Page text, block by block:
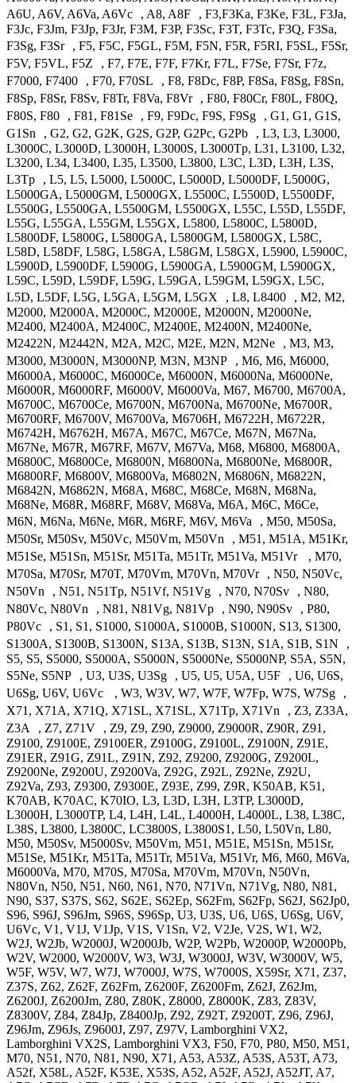
A6U, A6V, A6Va, A6Vc , A8, A8F , F3,F3Ka, F3Ke, F3L, F3Ja,
F3Jc, F3Jm, F3Jp, F3Jr, F3M, F3P, F3Sc, F3T, F3Tc, F3Q, F3Sa,
F3Sg, F3Sr , F5, F5C, F5GL, F5M, F5N, F5R, F5RI, F5SL, F5Sr,
F5V, F5VL, F5Z , F7, F7E, F7F, F7Kr, F7L, F7Se, F7Sr, F7z,
F7000, F7400 , F70, F70SL , F8, F8Dc, F8P, F8Sa, F8Sg, F8Sn,
F8Sp, F8Sr, F8Sv, F8Tr, F8Va, F8Vr , F80, F80Cr, F80L, F80Q,
F80S, F80 , F81, F81Se , F9, F9Dc, F9S, F9Sg , G1, G1, G1S,
G1Sn , G2, G2, G2K, G2S, G2P, G2Pc, G2Pb , L3, L3, L3000,
L3000C, L3000D, L3000H, L3000S, L3000Tp, L31, L3100, L32,
L3200, L34, L3400, L35, L3500, L3800, L3C, L3D, L3H, L3S,
L3Tp , L5, L5, L5000, L5000C, L5000D, L5000DF, L5000G,
L5000GA, L5000GM, L5000GX, L5500C, L5500D, L5500DF,
L5500G, L5500GA, L5500GM, L5500GX, L55C, L55D, L55DF,
L55G, L55GA, L55GM, L55GX, L5800, L5800C, L5800D,
L5800DF, L5800G, L5800GA, L5800GM, L5800GX, L58C,
L58D, L58DF, L58G, L58GA, L58GM, L58GX, L5900, L5900C,
L5900D, L5900DF, L5900G, L5900GA, L5900GM, L5900GX,
L59C, L59D, L59DF, L59G, L59GA, L59GM, L59GX, L5C,
L5D, L5DF, L5G, L5GA, L5GM, L5GX , L8, L8400 , M2, M2,
M2000, M2000A, M2000C, M2000E, M2000N, M2000Ne,
M2400, M2400A, M2400C, M2400E, M2400N, M2400Ne,
M2422N, M2442N, M2A, M2C, M2E, M2N, M2Ne , M3, M3,
M3000, M3000N, M3000NP, M3N, M3NP , M6, M6, M6000,
M6000A, M6000C, M6000Ce, M6000N, M6000Na, M6000Ne,
M6000R, M6000RF, M6000V, M6000Va, M67, M6700, M6700A,
M6700C, M6700Ce, M6700N, M6700Na, M6700Ne, M6700R,
M6700RF, M6700V, M6700Va, M6706H, M6722H, M6722R,
M6742H, M6762H, M67A, M67C, M67Ce, M67N, M67Na,
M67Ne, M67R, M67RF, M67V, M67Va, M68, M6800, M6800A,
M6800C, M6800Ce, M6800N, M6800Na, M6800Ne, M6800R,
M6800RF, M6800V, M6800Va, M6802N, M6806N, M6822N,
M6842N, M6862N, M68A, M68C, M68Ce, M68N, M68Na,
M68Ne, M68R, M68RF, M68V, M68Va, M6A, M6C, M6Ce,
M6N, M6Na, M6Ne, M6R, M6RF, M6V, M6Va , M50, M50Sa,
M50Sr, M50Sv, M50Vc, M50Vm, M50Vn , M51, M51A, M51Kr,
M51Se, M51Sn, M51Sr, M51Ta, M51Tr, M51Va, M51Vr , M70,
M70Sa, M70Sr, M70T, M70Vm, M70Vn, M70Vr , N50, N50Vc,
N50Vn , N51, N51Tp, N51Vf, N51Vg , N70, N70Sv , N80,
N80Vc, N80Vn , N81, N81Vg, N81Vp , N90, N90Sv , P80,
P80Vc , S1, S1, S1000, S1000A, S1000B, S1000N, S13, S1300,
S1300A, S1300B, S1300N, S13A, S13B, S13N, S1A, S1B, S1N ,
S5, S5, S5000, S5000A, S5000N, S5000Ne, S5000NP, S5A, S5N,
S5Ne, S5NP , U3, U3S, U3Sg , U5, U5, U5A, U5F , U6, U6S,
U6Sg, U6V, U6Vc , W3, W3V, W7, W7F, W7Fp, W7S, W7Sg ,
X71, X71A, X71Q, X71SL, X71SL, X71Tp, X71Vn , Z3, Z33A,
Z3A , Z7, Z71V , Z9, Z9, Z90, Z9000, Z9000R, Z90R, Z91,
Z9100, Z9100E, Z9100ER, Z9100G, Z9100L, Z9100N, Z91E,
Z91ER, Z91G, Z91L, Z91N, Z92, Z9200, Z9200G, Z9200L,
Z9200Ne, Z9200U, Z9200Va, Z92G, Z92L, Z92Ne, Z92U,
Z92Va, Z93, Z9300, Z9300E, Z93E, Z99, Z9R, K50AB, K51,
K70AB, K70AC, K70IO, L3, L3D, L3H, L3TP, L3000D,
L3000H, L3000TP, L4, L4H, L4L, L4000H, L4000L, L38, L38C,
L38S, L3800, L3800C, LC3800S, L3800S1, L50, L50Vn, L80,
M50, M50Sv, M5000Sv, M50Vm, M51, M51E, M51Sn, M51Sr,
M51Se, M51Kr, M51Ta, M51Tr, M51Va, M51Vr, M6, M60, M6Va,
M6000Va, M70, M70S, M70Sa, M70Vm, M70Vn, N50Vn,
N80Vn, N50, N51, N60, N61, N70, N71Vn, N71Vg, N80, N81,
N90, S37, S37S, S62, S62E, S62Ep, S62Fm, S62Fp, S62J, S62Jp0,
S96, S96J, S96Jm, S96S, S96Sp, U3, U3S, U6, U6S, U6Sg, U6V,
U6Vc, V1, V1J, V1Jp, V1S, V1Sn, V2, V2Je, V2S, W1, W2,
W2J, W2Jb, W2000J, W2000Jb, W2P, W2Pb, W2000P, W2000Pb,
W2V, W2000, W2000V, W3, W3J, W3000J, W3V, W3000V, W5,
W5F, W5V, W7, W7J, W7000J, W7S, W7000S, X59Sr, X71, Z37,
Z37S, Z62, Z62F, Z62Fm, Z6200F, Z6200Fm, Z62J, Z62Jm,
Z6200J, Z6200Jm, Z80, Z80K, Z8000, Z8000K, Z83, Z83V,
Z8300V, Z84, Z84Jp, Z8400Jp, Z92, Z92T, Z9200T, Z96, Z96J,
Z96Jm, Z96Js, Z9600J, Z97, Z97V, Lamborghini VX2,
Lamborghini VX2S, Lamborghini VX3, F50, F70, P80, M50, M51,
M70, N51, N70, N81, N90, X71, A53, A53Z, A53S, A53T, A73,
A52f, X58L, A52F, K53E, X53S, A52, A52F, A52J, A52JT, A7,